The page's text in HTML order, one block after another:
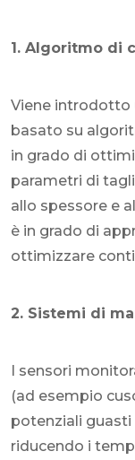
1. Algoritmo di
Viene introdotto
basato su
in grado di
parametri di
allo spessore e
è in grado di
ottimizzare
2. Sistemi di
I sensori
(ad esempio
potenziali
riducendo i